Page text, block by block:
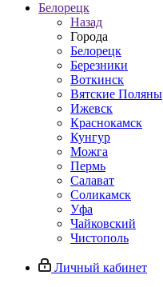
Белорецк
Назад
Города
Белорецк
Березники
Воткинск
Вятские Поляны
Ижевск
Краснокамск
Кунгур
Можга
Пермь
Салават
Соликамск
Уфа
Чайковский
Чистополь
Личный кабинет